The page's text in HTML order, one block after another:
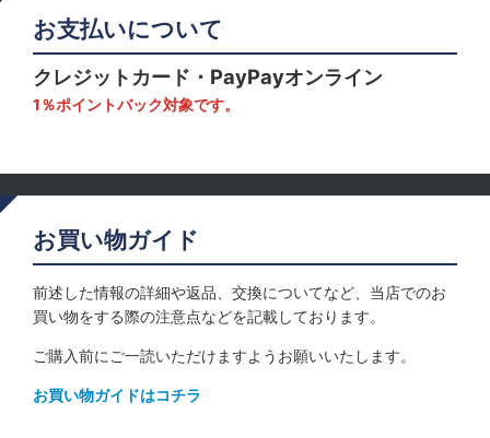
お支払いについて
クレジットカード・PayPayオンライン
1％ポイントバック対象です。
お買い物ガイド
前述した情報の詳細や返品、交換についてなど、当店でのお
買い物をする際の注意点などを記載しております。
ご購入前にご一読いただけますようお願いいたします。
お買い物ガイドはコチラ